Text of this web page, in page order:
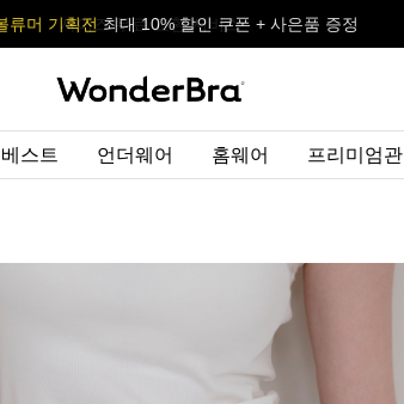
사이즈 무료 교환 서비스
류머 기획전최대 10% 할인 쿠폰 + 사은품 증정
사이즈 무료 교환 서비스
류머 기획전
베스트 언더웨어 홈웨어 프리미엄관